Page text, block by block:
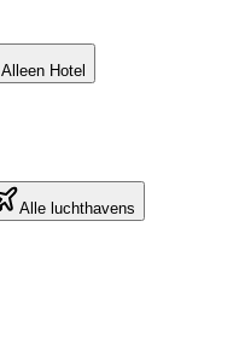
Alleen Hotel
Alle luchthavens